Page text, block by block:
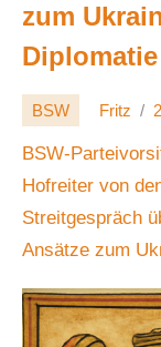
zum
BSW Fritz
BSW-
Hofreiter von
Streitgespräch
Ansätze zum